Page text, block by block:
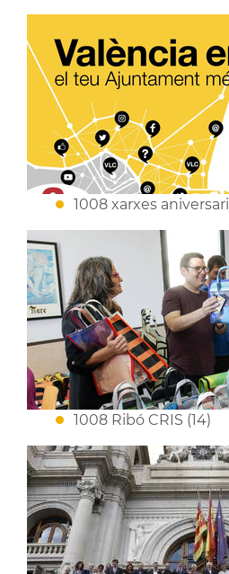
1008 xarxes aniversari
1008 Ribó CRIS (14)